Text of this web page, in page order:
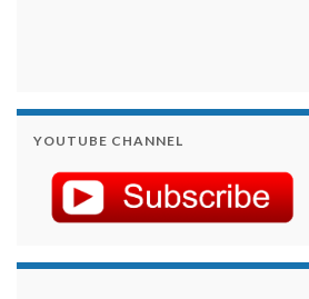
YOUTUBE CHANNEL